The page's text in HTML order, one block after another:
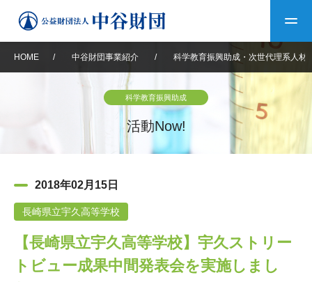
中谷財団について
設立趣意書
沿革 40年史デジタルブック
中谷財団40年史
中谷財団事業紹介
神戸賞 長期大型研究助成
中谷財団動画紹介
その他情報
HOME / 中谷財団事業紹介 / 科学教育振興助成・次世代理系人材
科学教育振興助成
活動Now!
2018年02月15日
長崎県立宇久高等学校
【長崎県立宇久高等学校】宇久ストリー
トビュー成果中間発表会を実施しまし